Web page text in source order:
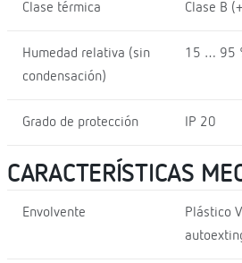
Clase térmica Clase B
Humedad relativa (sin
condensación)
15 … 95
Grado de protección IP 20
CARACTERÍSTICAS
Envolvente
Plástico